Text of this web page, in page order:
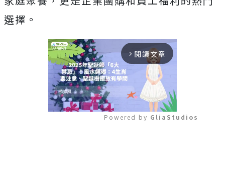
選擇。
arrow_forward_ios 閱讀文章
Powered by GliaStudios